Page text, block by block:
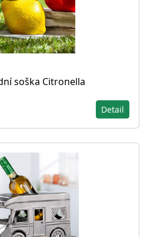
soška Citronella
Detail